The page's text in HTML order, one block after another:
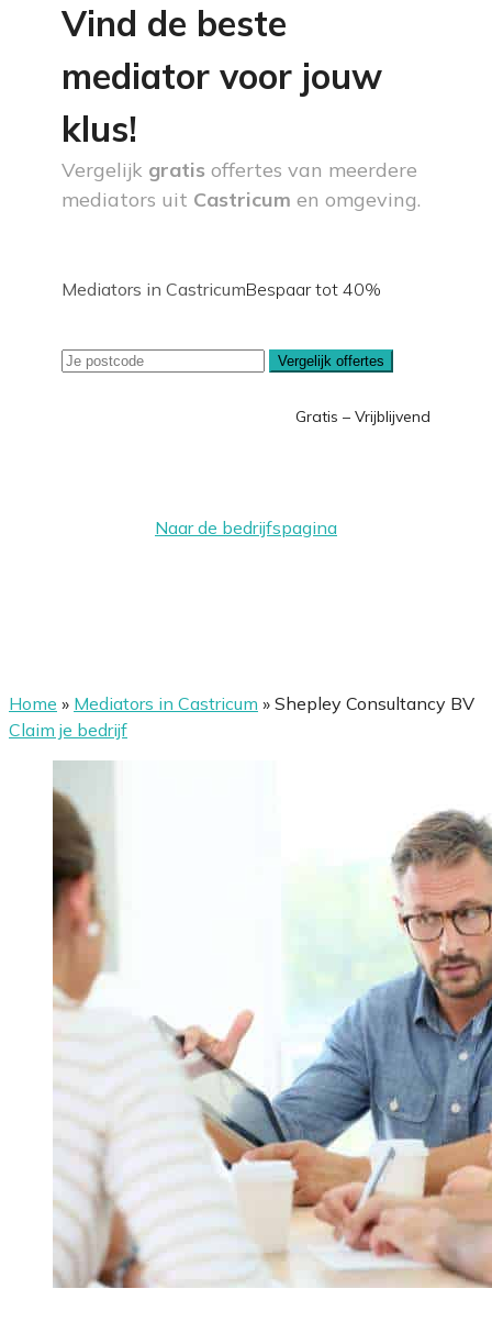
Vind de beste
mediator voor jouw
klus!
Vergelijk gratis offertes van meerdere
mediators uit Castricum en omgeving.
Mediators in CastricumBespaar tot 40%
Vergelijk offertes
Gratis – Vrijblijvend
Naar de bedrijfspagina
Home » Mediators in Castricum » Shepley Consultancy BV
Claim je bedrijf